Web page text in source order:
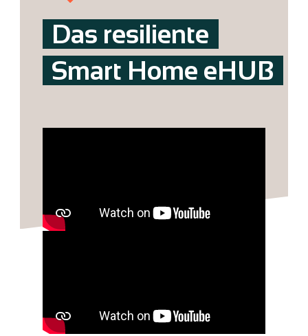
Das resiliente
Smart Home eHUB